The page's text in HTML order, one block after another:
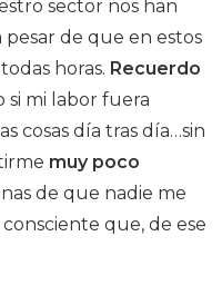
sector nos han
de que en estos
horas. Recuerdo
si mi labor fuera
cosas día tras día…sin
muy poco
de que nadie me
que, de ese